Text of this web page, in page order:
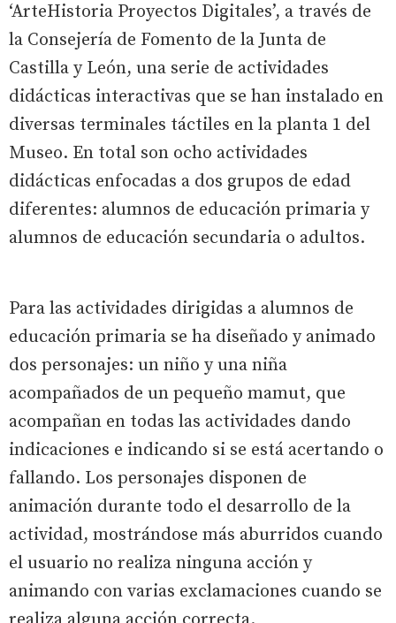
‘ArteHistoria Proyectos Digitales’, a través de
la Consejería de Fomento de la Junta de
Castilla y León, una serie de actividades
didácticas interactivas que se han instalado en
diversas terminales táctiles en la planta 1 del
Museo. En total son ocho actividades
didácticas enfocadas a dos grupos de edad
diferentes: alumnos de educación primaria y
alumnos de educación secundaria o adultos.
Para las actividades dirigidas a alumnos de
educación primaria se ha diseñado y animado
dos personajes: un niño y una niña
acompañados de un pequeño mamut, que
acompañan en todas las actividades dando
indicaciones e indicando si se está acertando o
fallando. Los personajes disponen de
animación durante todo el desarrollo de la
actividad, mostrándose más aburridos cuando
el usuario no realiza ninguna acción y
animando con varias exclamaciones cuando se